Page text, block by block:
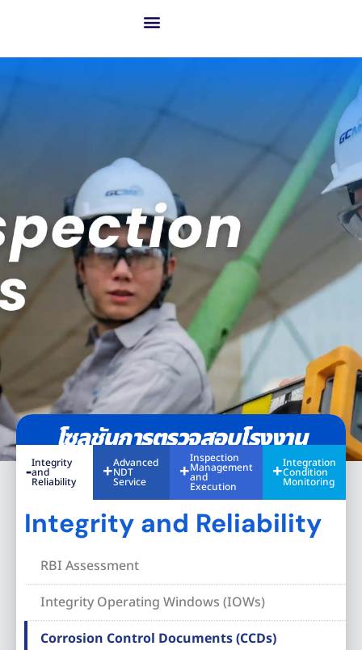
โซลูชันการตรวจสอบโรงงาน
Integrity
and
Reliability
Advanced
NDT
Service
Inspection
Management
and
Execution
Integration
Condition
Monitoring
Integrity and Reliability
RBI Assessment
Integrity Operating Windows (IOWs)
Corrosion Control Documents (CCDs)